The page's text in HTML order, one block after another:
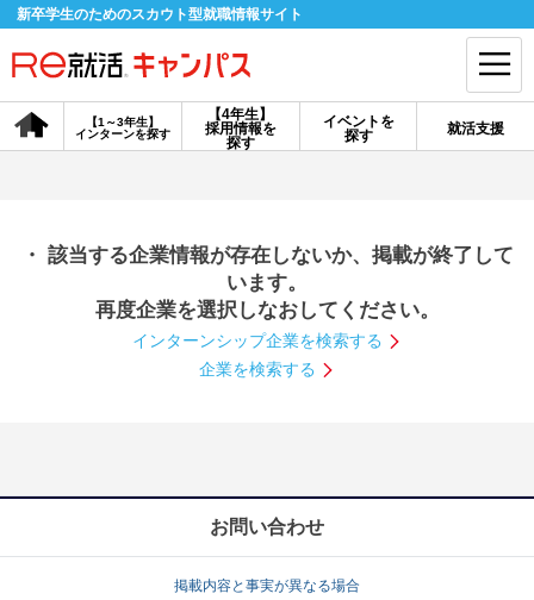
新卒学生のためのスカウト型就職情報サイト
【4年生】
採用情報を
探す
【1～3年生】
インターンを探す
イベントを
探す
就活支援
会員登録 ログイン
探す
【4年生】
説明会を探す
インターンを探す
就活ノウハウ・サポート
就活支援
・ 該当する企業情報が存在しないか、掲載が終了して
います。
再度企業を選択しなおしてください。
インターンシップ企業を検索する
企業を検索する
お問い合わせ
掲載内容と事実が異なる場合